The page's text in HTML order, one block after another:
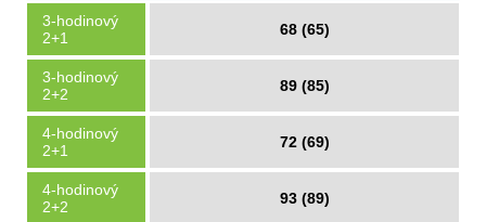
3-hodinový
2+1
68 (65)
3-hodinový
2+2
89 (85)
4-hodinový
2+1
72 (69)
4-hodinový
2+2
93 (89)